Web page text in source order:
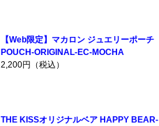
【Web限定】マカロン ジュエリーポーチ
POUCH-ORIGINAL-EC-MOCHA
2,200円（税込）
THE KISSオリジナルベア HAPPY BEAR-